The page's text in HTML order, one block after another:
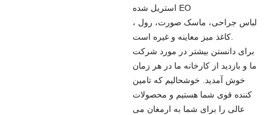
استریل شده EO
، لباس جراحی، ماسک صورت، رول
کاغذ میز معاینه و غیره است.
برای دانستن بیشتر در مورد شرکت
ما و بازدید از کارخانه ما در هر زمان
خوش آمدید. خوشحالیم که تامین
کننده قوی شما هستیم و محصولات
عالی را برای شما به ارمغان می